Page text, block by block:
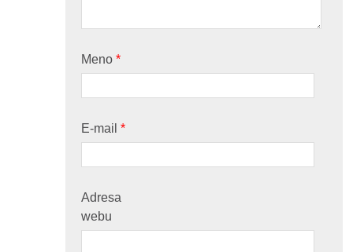
Meno*
E-mail*
Adresa
webu